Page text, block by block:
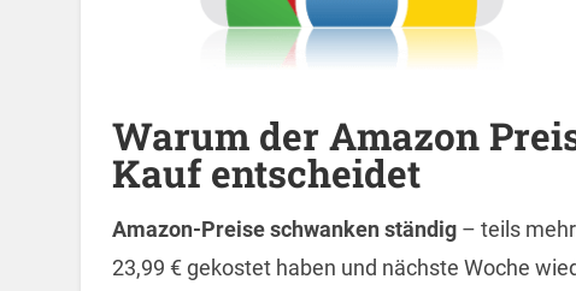
Warum der Amazon
Kauf entscheidet
Amazon-Preise schwanken ständig– teils
23,99 € gekostet haben und nächste Woche